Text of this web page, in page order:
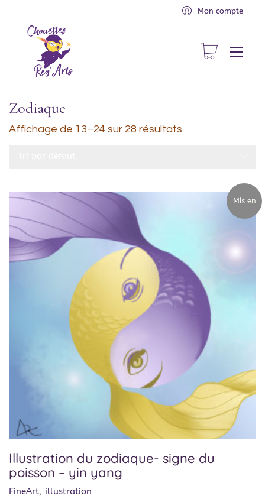
Mon compte
Zodiaque
Affichage de 13–24 sur 28 résultats
Mis en
Illustration du zodiaque- signe du
poisson – yin yang
FineArt, illustration